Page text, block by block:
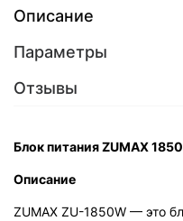
Описание
Параметры
Отзывы
Блок питания ZUMAX
Описание
ZUMAX ZU-1850W — это